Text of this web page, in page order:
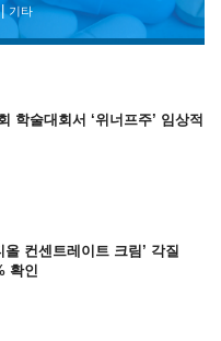
기타
학술대회서 ‘위너프주’ 임상적
올 컨센트레이트 크림’ 각질
확인